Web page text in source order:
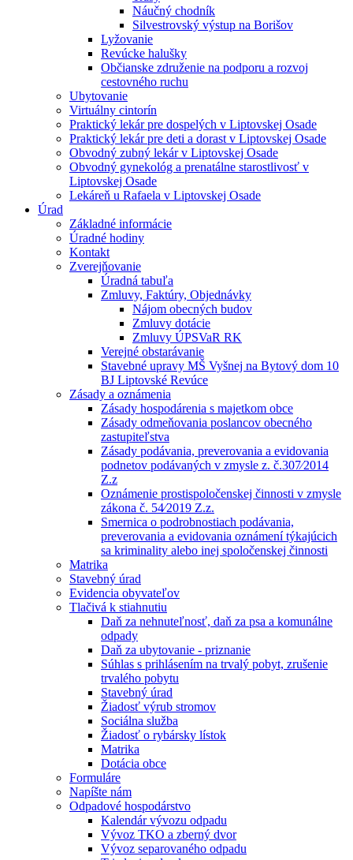
Náučný chodník
Silvestrovský výstup na Borišov
Lyžovanie
Revúcke halušky
Občianske združenie na podporu a rozvoj
cestovného ruchu
Ubytovanie
Virtuálny cintorín
Praktický lekár pre dospelých v Liptovskej Osade
Praktický lekár pre deti a dorast v Liptovskej Osade
Obvodný zubný lekár v Liptovskej Osade
Obvodný gynekológ a prenatálne starostlivosť v
Liptovskej Osade
Lekáreň u Rafaela v Liptovskej Osade
Úrad
Základné informácie
Úradné hodiny
Kontakt
Zverejňovanie
Úradná tabuľa
Zmluvy, Faktúry, Objednávky
Nájom obecných budov
Zmluvy dotácie
Zmluvy ÚPSVaR RK
Verejné obstarávanie
Stavebné upravy MŠ Vyšnej na Bytový dom 10
BJ Liptovské Revúce
Zásady a oznámenia
Zásady hospodárenia s majetkom obce
Zásady odmeňovania poslancov obecného
zastupiteľstva
Zásady podávania, preverovania a evidovania
podnetov podávaných v zmysle z. č.307⁄2014
Z.z
Oznámenie prostispoločenskej činnosti v zmysle
zákona č. 54⁄2019 Z.z.
Smernica o podrobnostiach podávania,
preverovania a evidovania oznámení týkajúcich
sa kriminality alebo inej spoločenskej činnosti
Matrika
Stavebný úrad
Evidencia obyvateľov
Tlačivá k stiahnutiu
Daň za nehnuteľnosť, daň za psa a komunálne
odpady
Daň za ubytovanie - priznanie
Súhlas s prihlásením na trvalý pobyt, zrušenie
trvalého pobytu
Stavebný úrad
Žiadosť výrub stromov
Sociálna služba
Žiadosť o rybársky lístok
Matrika
Dotácia obce
Formuláre
Napíšte nám
Odpadové hospodárstvo
Kalendár vývozu odpadu
Vývoz TKO a zberný dvor
Vývoz separovaného odpadu